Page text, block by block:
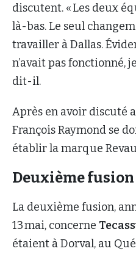
discutent. « Les deux
là-bas. Le seul
travailler à Dallas.
n’avait pas fonctionné,
dit-il.
Après en avoir discuté
François Raymond se
établir la marque
Deuxième fusion
La deuxième fusion,
13 mai, concerne
étaient à Dorval, au